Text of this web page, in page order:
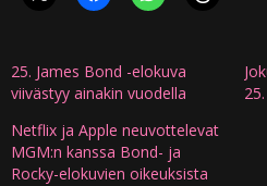
25. James Bond -elokuva
viivästyy ainakin vuodella
Netflix ja Apple neuvottelevat
MGM:n kanssa Bond- ja
Rocky-elokuvien oikeuksista